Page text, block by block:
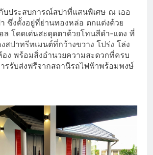
บประสบการณ์สปาที่แสนพิเศษ ณ เออ
ซึ่งตั้งอยู่ที่ย่านทองหล่อ ตกแต่งด้วย
ล โดดเด่นสะดุดตาด้วยโทนสีดำ-แดง ที่
สปาทรีทเมนต์ที่กว้างขวาง โปร่ง โล่ง
อง พร้อมสิ่งอำนวยความสะดวกที่ครบ
รรับส่งฟรีจากสถานีรถไฟฟ้าพร้อมพงษ์